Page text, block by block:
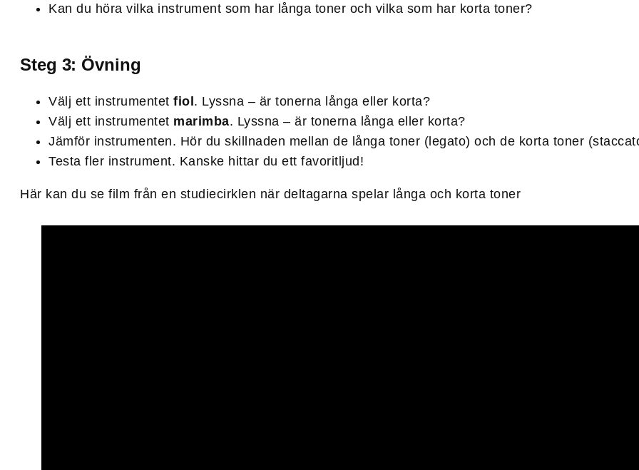
Kan du höra vilka instrument som har långa toner och vilka som har korta toner?
Steg 3: Övning
Välj ett instrumentet fiol. Lyssna – är tonerna långa eller korta?
Välj ett instrumentet marimba. Lyssna – är tonerna långa eller korta?
Jämför instrumenten. Hör du skillnaden mellan de långa toner (legato) och de korta toner
Testa fler instrument. Kanske hittar du ett favoritljud!
Här kan du se film från en studiecirklen när deltagarna spelar långa och korta toner